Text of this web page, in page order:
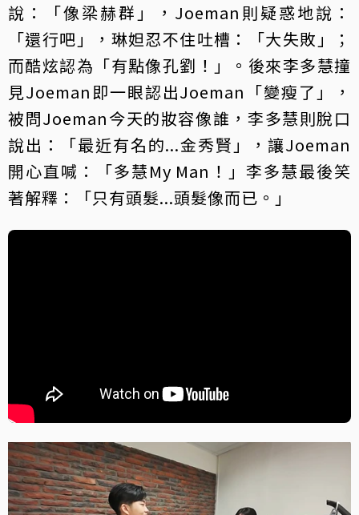
說：「像梁赫群」，Joeman則疑惑地說：
「還行吧」，琳妲忍不住吐槽：「大失敗」；
而酷炫認為「有點像孔劉！」。後來李多慧撞
見Joeman即一眼認出Joeman「變瘦了」，
被問Joeman今天的妝容像誰，李多慧則脫口
說出：「最近有名的...金秀賢」，讓Joeman
開心直喊：「多慧My Man！」李多慧最後笑
著解釋：「只有頭髮...頭髮像而已。」